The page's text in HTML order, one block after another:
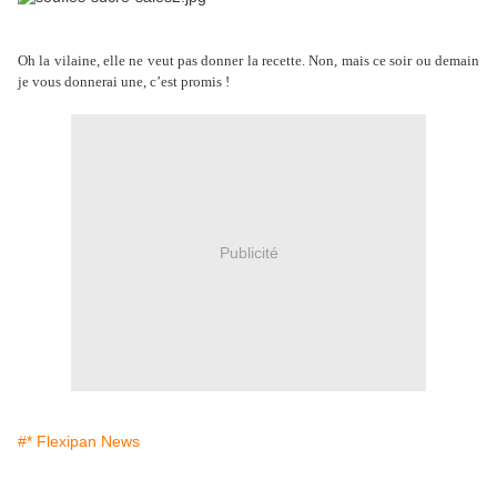
Oh la vilaine, elle ne veut pas donner la recette. Non, mais ce soir ou demain
je vous donnerai une, c’est promis !
Publicité
#* Flexipan News